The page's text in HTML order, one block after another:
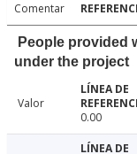
Comentar
People provided
under the project
Valor
0.00